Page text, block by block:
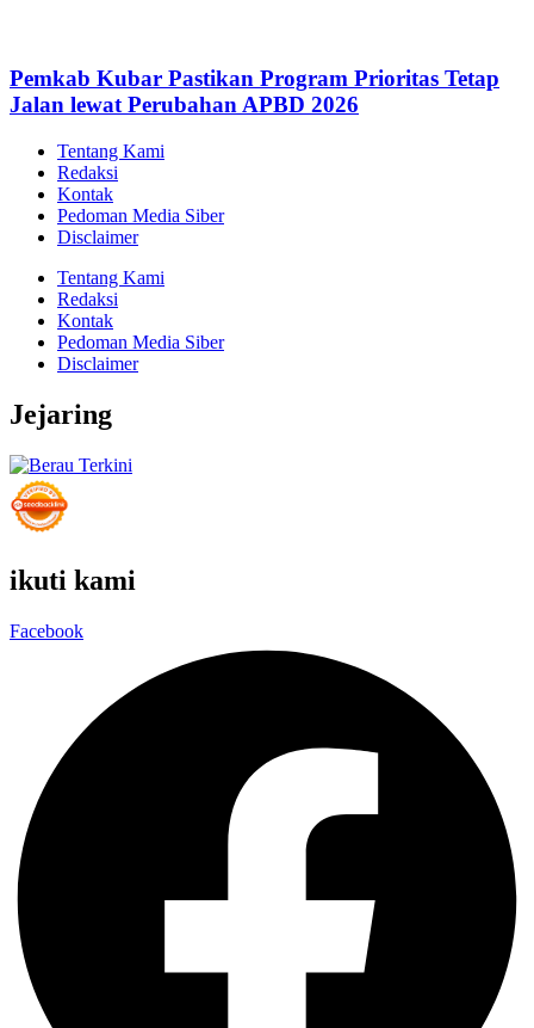
Pemkab Kubar Pastikan Program Prioritas Tetap
Jalan lewat Perubahan APBD 2026
Tentang Kami
Redaksi
Kontak
Pedoman Media Siber
Disclaimer
Tentang Kami
Redaksi
Kontak
Pedoman Media Siber
Disclaimer
Jejaring
ikuti kami
Facebook